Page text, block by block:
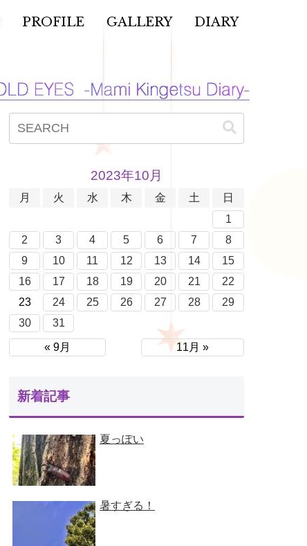
PROFILE GALLERY DIARY
2023年10月
月 火 水 木 金 土
日
1
2
3 4 5 6 7
8
9
10 11 12 13 14
15
16
17 18 19 20 21
22
23
24 25 26 27 28
29
30
31
« 9月 11月 »
新着記事
夏っぽい
暑すぎる！